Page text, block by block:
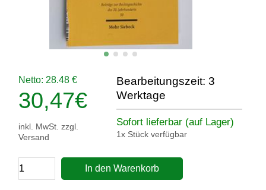
Netto: 28.48 €
30,47€
inkl. MwSt. zzgl.
Versand
In den Warenkorb
Bearbeitungszeit: 3
Werktage
Sofort lieferbar (auf Lager)
1x Stück verfügbar